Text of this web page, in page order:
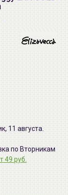
11 августа.
по Вторникам
49 руб.